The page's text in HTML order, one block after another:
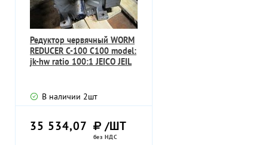
Редуктор червячный WORM
REDUCER C-100 C100 model:
jk-hw ratio 100:1 JEICO JEIL
В наличии 2шт
35 534,07 /ШТ
без НДС